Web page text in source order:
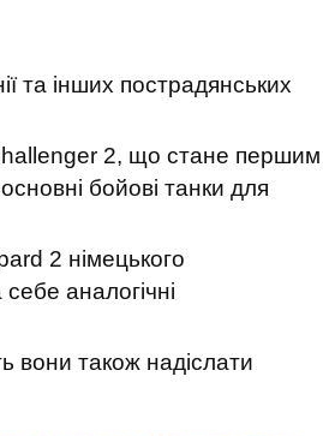
та інших пострадянських
2, що стане першим
бойові танки для
2 німецького
аналогічні
вони також надіслати